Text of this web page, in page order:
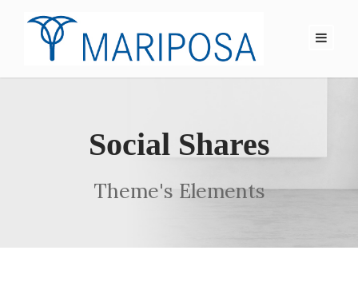
Social Shares
Theme's Elements